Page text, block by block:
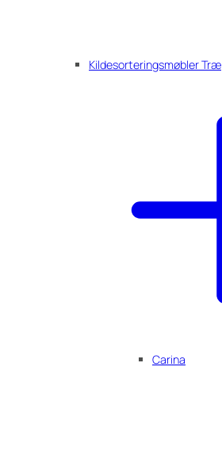
Kildesorteringsmøbler Træ
Carina